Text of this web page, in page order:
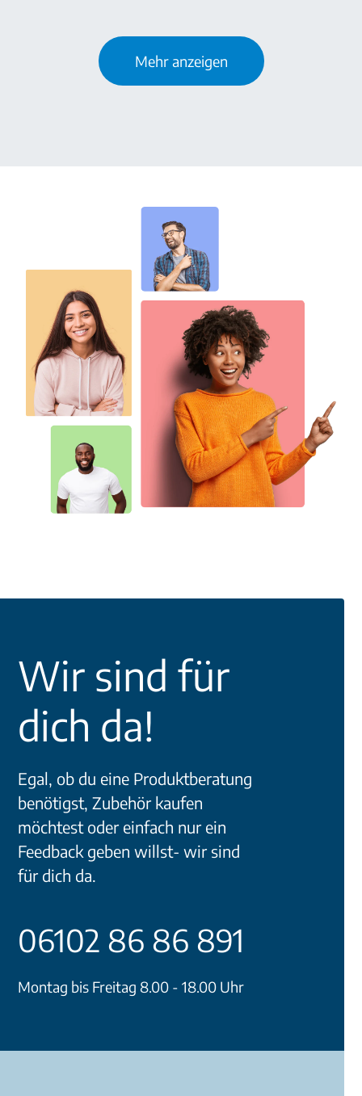
Mehr anzeigen
Wir sind für
dich da!
Egal, ob du eine Produktberatung
benötigst, Zubehör kaufen
möchtest oder einfach nur ein
Feedback geben willst- wir sind
für dich da.
06102 86 86 891
Montag bis Freitag 8.00 - 18.00 Uhr